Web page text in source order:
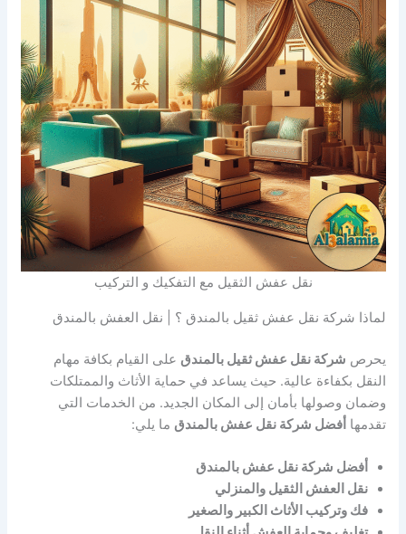
نقل عفش الثقيل مع التفكيك و التركيب
لماذا شركة نقل عفش ثقيل بالمندق ؟ | نقل العفش بالمندق
يحرص شركة نقل عفش ثقيل بالمندق على القيام بكافة مهام
النقل بكفاءة عالية. حيث يساعد في حماية الأثاث والممتلكات
وضمان وصولها بأمان إلى المكان الجديد. من الخدمات التي
تقدمها أفضل شركة نقل عفش بالمندق ما يلي:
أفضل شركة نقل عفش بالمندق
نقل العفش الثقيل والمنزلي
فك وتركيب الأثاث الكبير والصغير